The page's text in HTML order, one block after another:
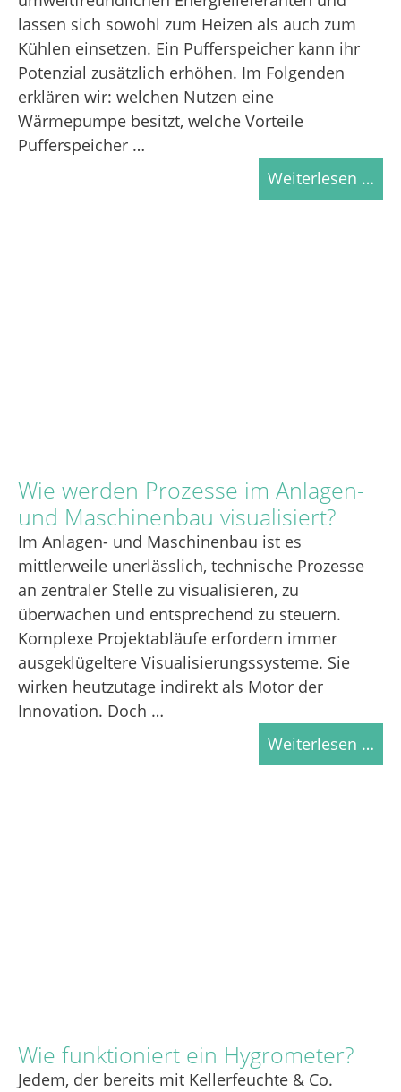
lassen sich sowohl zum Heizen als auch zum
Kühlen einsetzen. Ein Pufferspeicher kann ihr
Potenzial zusätzlich erhöhen. Im Folgenden
erklären wir: welchen Nutzen eine
Wärmepumpe besitzt, welche Vorteile
Pufferspeicher …
Weiterlesen …
Wie werden Prozesse im Anlagen-
und Maschinenbau visualisiert?
Im Anlagen- und Maschinenbau ist es
mittlerweile unerlässlich, technische Prozesse
an zentraler Stelle zu visualisieren, zu
überwachen und entsprechend zu steuern.
Komplexe Projektabläufe erfordern immer
ausgeklügeltere Visualisierungssysteme. Sie
wirken heutzutage indirekt als Motor der
Innovation. Doch …
Weiterlesen …
Wie funktioniert ein Hygrometer?
Jedem, der bereits mit Kellerfeuchte & Co.